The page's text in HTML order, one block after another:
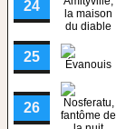
24
25
26